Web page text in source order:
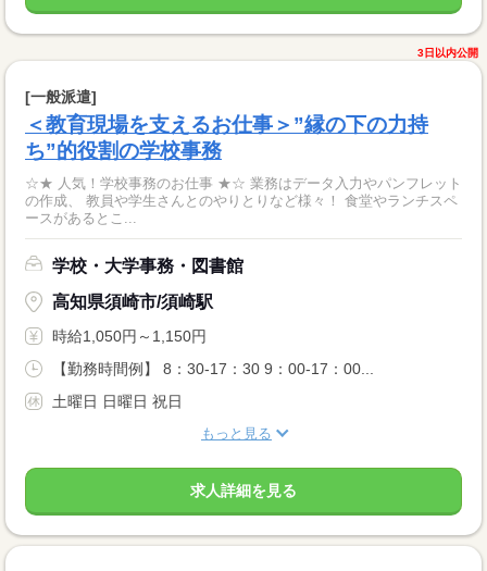
3日以内公開
[一般派遣]
＜教育現場を支えるお仕事＞”縁の下の力持
ち”的役割の学校事務
☆★ 人気！学校事務のお仕事 ★☆ 業務はデータ入力やパンフレット
の作成、 教員や学生さんとのやりとりなど様々！ 食堂やランチスペ
ースがあるとこ...
学校・大学事務・図書館
高知県須崎市/須崎駅
時給1,050円～1,150円
【勤務時間例】 8：30-17：30 9：00-17：00...
土曜日 日曜日 祝日
もっと見る
求人詳細を見る